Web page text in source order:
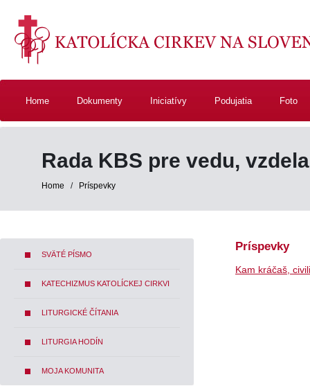
Home Dokumenty Iniciatívy Podujatia Foto
Rada KBS pre vedu,
Home / Príspevky
SVÄTÉ PÍSMO
KATECHIZMUS KATOLÍCKEJ CIRKVI
LITURGICKÉ ČÍTANIA
LITURGIA HODÍN
MOJA KOMUNITA
Príspevky
Kam kráčaš,